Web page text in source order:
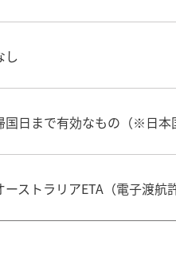
し
国日まで有効なもの（※日本
ーストラリアETA（電子渡航